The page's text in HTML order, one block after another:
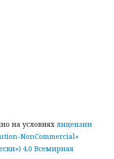
на условиях лицензии
NonCommercial»
4.0 Всемирная